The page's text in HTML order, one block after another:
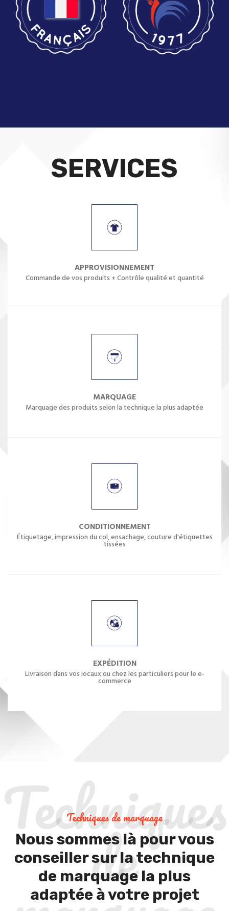
SERVICES
APPROVISIONNEMENT
Commande de vos produits + Contrôle qualité et quantité
MARQUAGE
Marquage des produits selon la technique la plus adaptée
CONDITIONNEMENT
Étiquetage, impression du col, ensachage, couture d'étiquettes
tissées
EXPÉDITION
Livraison dans vos locaux ou chez les particuliers pour le e-
commerce
Techniques de marquage
Nous sommes là pour vous
conseiller sur la technique
de marquage la plus
adaptée à votre projet
Techniques
de